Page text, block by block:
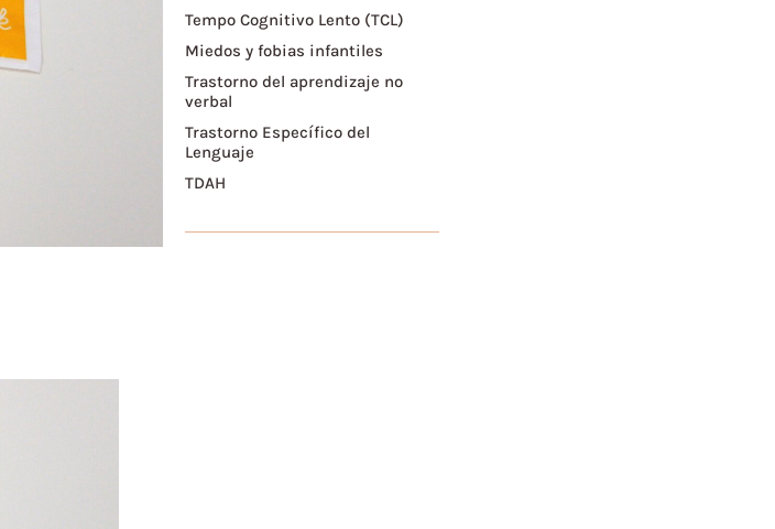
Tempo Cognitivo Lento (TCL)
Miedos y fobias infantiles
Trastorno del aprendizaje no
verbal
Trastorno Específico del
Lenguaje
TDAH